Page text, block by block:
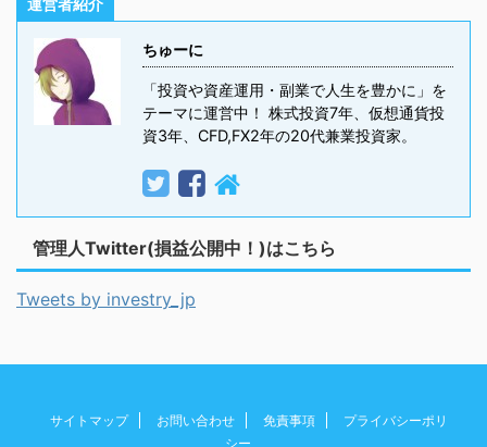
運営者紹介
ちゅーに
「投資や資産運用・副業で人生を豊かに」を
テーマに運営中！ 株式投資7年、仮想通貨投
資3年、CFD,FX2年の20代兼業投資家。
管理人Twitter(損益公開中！)はこちら
Tweets by investry_jp
サイトマップ お問い合わせ 免責事項
プライバシーポリ
シー